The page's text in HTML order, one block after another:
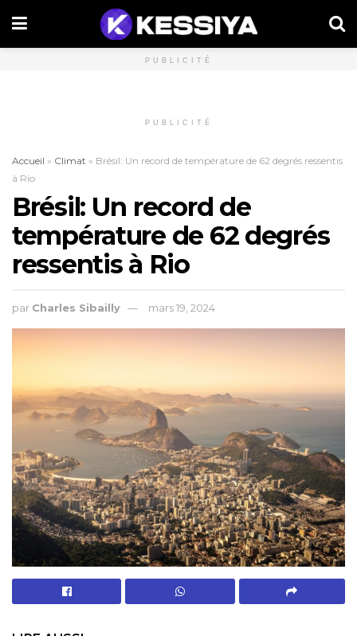
PUBLICITÉ
PUBLICITÉ
Accueil » Climat » Brésil: Un record de température de 62 degrés ressentis
à Rio
Brésil: Un record de
température de 62 degrés
ressentis à Rio
par Charles Sibailly mars 19, 2024